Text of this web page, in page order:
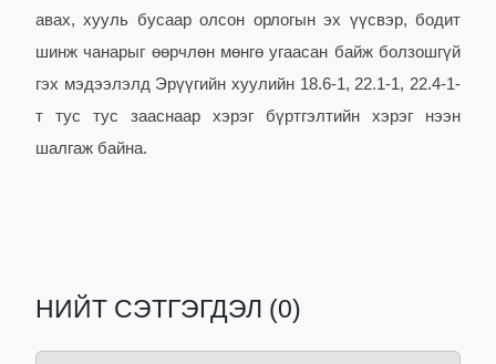
авах, хууль бусаар олсон орлогын эх үүсвэр, бодит
шинж чанарыг өөрчлөн мөнгө угаасан байж болзошгүй
гэх мэдээлэлд Эрүүгийн хуулийн 18.6-1, 22.1-1, 22.4-1-
т тус тус зааснаар хэрэг бүртгэлтийн хэрэг нээн
шалгаж байна.
НИЙТ СЭТГЭГДЭЛ (0)